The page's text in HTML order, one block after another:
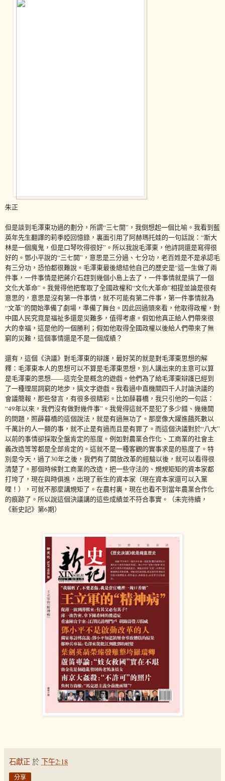
朱正
但是談到毛澤東功過的劃分，所謂“三七開”，我倒想起一個比喻。我看到藍
英年先生翻譯的莉季婭回憶錄，裏面引用了阿赫瑪托娃的一句話說：“斯大
林是一個魔鬼，但是口琴吹得很好”。所以我說毛澤東，他詩詞還是寫得很
好的。鄧小平說的“三七開”，意思是三分過、七分功，老百姓是不是承認毛
有三分功，恐怕都很難說。毛澤東最後總結他自己的歷史是“這一生做了兩
件事，一件事情是把蔣介石趕到幾個小島上去了，一件事情就是搞了一個
文化大革命”。我覺得他把奪取了全國政權和“文化大革命”相提並論是很有
意思的，意思是沒有第一件事情，就不可能有第二件事，第一件事情就為
“文革”的開始準備了劇場，準備了舞台。因此回過頭來看，他取得政權，對
中國人民究竟是福祉多還是災難多，值得考慮。假如他真正給人們帶來很
大的幸福，這是他的一個勝利；假如他取得全國政權以後給人們帶來了無
窮的災難，這個事情還是不是一個成績？
還有，這個《決議》對毛澤東的辯護，最好笑的就是對毛澤東思想的解
釋：毛澤東本人的思想可以不算是毛澤東思想，別人講出來的主意可以算
是毛澤東的思想——這完全是概念的遊戲。他們為了給毛澤東辯護已經到
了一種理屈詞窮的地步，搞文字遊戲。我看過中直機關四千人討論決議的
會議簡報，那些發言，有很多很精彩。比如薛暮橋，我只引他的一句話：
“49年以來，我們沒有做對幾件事”。我覺得這就不是犯了多少錯、幾幾開
的問題，照薜暮橋的這個說法，就是有過無功了。那麼像大躍進餓死數以
千萬計的人一類的事，就不止是有過而且是有罪了。而這個決議對於“八大”
以前的事情卻採取全盤肯定的態度。例如對農業合作化、工商業的社會主
義改造等等都是全部肯定的。這就不是一種客觀的實事求是的態度了。特
別是今天，過了30年之後，我們有了開放改革的經驗以後，就可以看得很
清楚了。那個時候對工商業的改造，把一些守法的、規規矩矩的資本家都
打垮了，現在與時俱進，出現了新生的資本家（現在資本家還可以入黨
哩！），可就不那麼講規矩了。在農村裏，現在也看不到當年農業合作化
的痕跡了。所以說這個決議講的這些成績並不符合事實。（未完待續，
《新史記》第6期）
石獻正 於 下午2:18
分享